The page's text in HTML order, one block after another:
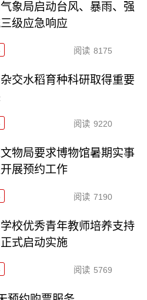
象局启动台风、暴雨、强
级应急响应
阅读 8175
交水稻育种科研取得重要
阅读 9220
文物局要求博物馆暑期实事
展预约工作
阅读 7190
校优秀青年教师培养支持
式启动实施
阅读 5769